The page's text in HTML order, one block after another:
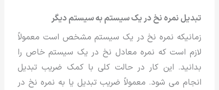
تبدیل نمره نخ در یک سیستم به سیستم دیگر
زمانیکه نمره نخ در یک سیستم مشخص است معمولاً
لازم است که نمره معادل نخ در یک سیستم خاص را
بدانید. این کار در حالت کلی با کمک ضریب تبدیل
انجام می شود. معمولاً ضریب تبدیل یا به نمره نخ در